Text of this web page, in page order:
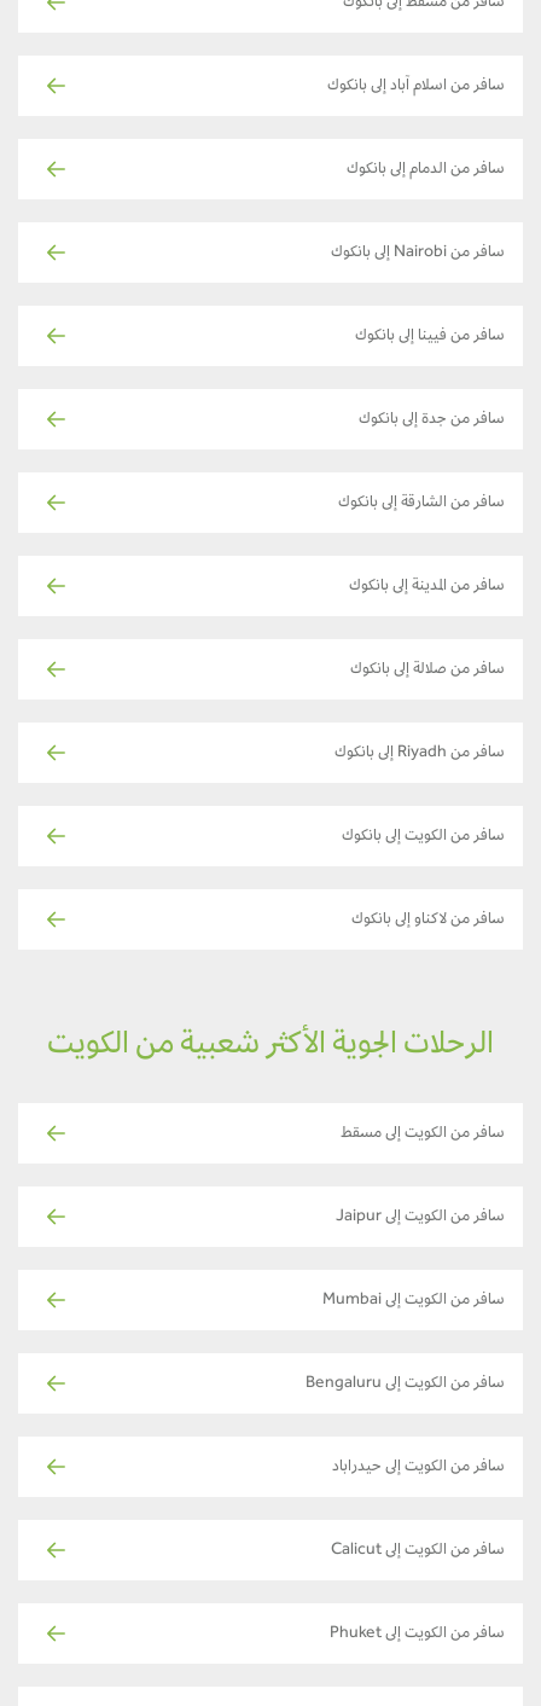
سافر من اسلام آباد إلى بانكوك
سافر من الدمام إلى بانكوك
سافر من Nairobi إلى بانكوك
سافر من فيينا إلى بانكوك
سافر من جدة إلى بانكوك
سافر من الشارقة إلى بانكوك
سافر من المدينة إلى بانكوك
سافر من صلالة إلى بانكوك
سافر من Riyadh إلى بانكوك
سافر من الكويت إلى بانكوك
سافر من لاكناو إلى بانكوك
الرحلات الجوية الأكثر شعبية من الكويت
سافر من الكويت إلى مسقط
سافر من الكويت إلى Jaipur
سافر من الكويت إلى Mumbai
سافر من الكويت إلى Bengaluru
سافر من الكويت إلى حيدراباد
سافر من الكويت إلى Calicut
سافر من الكويت إلى Phuket